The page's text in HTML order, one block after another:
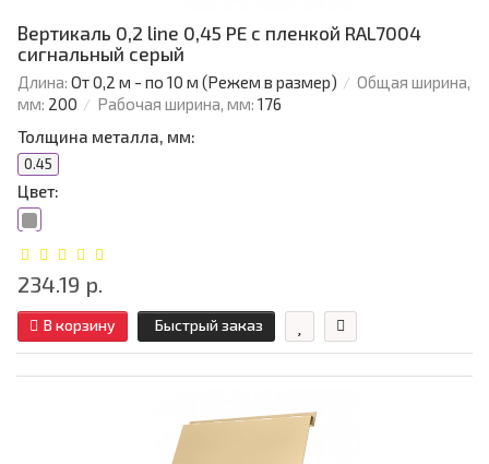
Вертикаль 0,2 line 0,45 PE с пленкой RAL7004
сигнальный серый
Длина: От 0,2 м - по 10 м (Режем в размер)
Общая ширина,
мм: 200 Рабочая ширина, мм: 176
Толщина металла, мм:
0.45
Цвет:
234.19 р.
В корзину Быстрый заказ